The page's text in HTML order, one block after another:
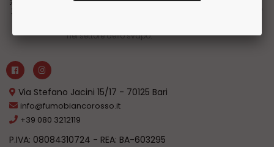
mondo delle sigarette elettroniche. La nostra storia è
nel settore dello svapo.
Via Stefano Jacini 15/17 - 70125 Bari
info@fumobiancorosso.it
+39 080 3212119
P.IVA: 08084310724 - REA: BA-603295